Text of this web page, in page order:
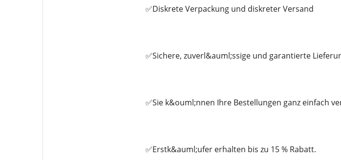
✅Diskrete Verpackung und diskreter Versand
✅Sichere, zuverl&auml;ssige und garantierte
✅Sie k&ouml;nnen Ihre Bestellungen ganz einfach
✅Erstk&auml;ufer erhalten bis zu 15 % Rabatt.